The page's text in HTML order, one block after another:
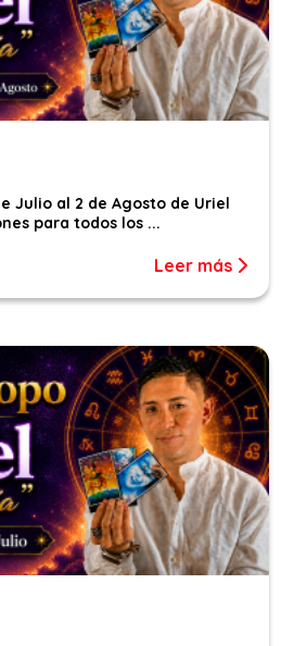
Julio al 2 de Agosto de Uriel
para todos los ...
Leer más